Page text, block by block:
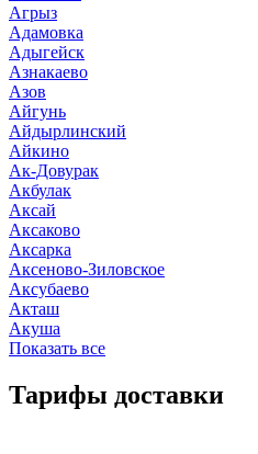
Агрыз
Адамовка
Адыгейск
Азнакаево
Азов
Айгунь
Айдырлинский
Айкино
Ак-Довурак
Акбулак
Аксай
Аксаково
Аксарка
Аксеново-Зиловское
Аксубаево
Акташ
Акуша
Показать все
Тарифы доставки